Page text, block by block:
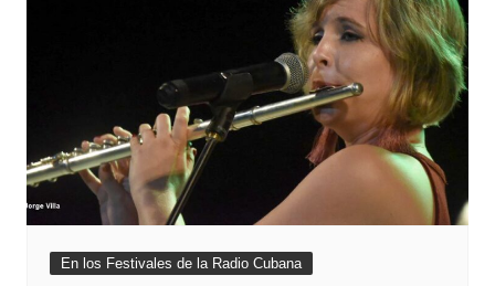
En los Festivales de la Radio Cubana